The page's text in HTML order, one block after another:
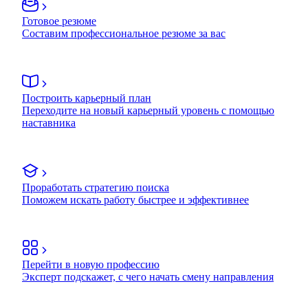
Готовое резюме
Составим профессиональное резюме за вас
Построить карьерный план
Переходите на новый карьерный уровень с помощью
наставника
Проработать стратегию поиска
Поможем искать работу быстрее и эффективнее
Перейти в новую профессию
Эксперт подскажет, с чего начать смену направления